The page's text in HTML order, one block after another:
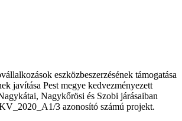
eszközbeszerzésének támogatása
javítása Pest megye kedvezményezett
Nagykőrösi és Szobi járásaiban
3 azonosító számú projekt.